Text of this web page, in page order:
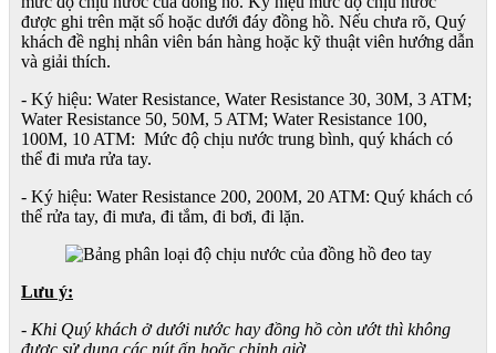
được ghi trên mặt số hoặc dưới đáy đồng hồ. Nếu chưa rõ, Quý
khách đề nghị nhân viên bán hàng hoặc kỹ thuật viên hướng dẫn
và giải thích.
- Ký hiệu: Water Resistance, Water Resistance 30, 30M, 3 ATM;
Water Resistance 50, 50M, 5 ATM; Water Resistance 100,
100M, 10 ATM: Mức độ chịu nước trung bình, quý khách có
thể đi mưa rửa tay.
- Ký hiệu: Water Resistance 200, 200M, 20 ATM: Quý khách có
thể rửa tay, đi mưa, đi tắm, đi bơi, đi lặn.
Lưu ý:
- Khi Quý khách ở dưới nước hay đồng hồ còn ướt thì không